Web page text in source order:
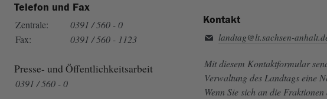
Telefon und Fax
Zentrale:
0391 / 560 - 0
Fax:
0391 / 560 - 1123
Presse- und Öffentlichkeitsarbeit
0391 / 560 - 0
Kontakt
landtag@lt.sachsen-
Mit diesem Kontaktformular
Verwaltung des Landtags eine
Wenn Sie sich an die